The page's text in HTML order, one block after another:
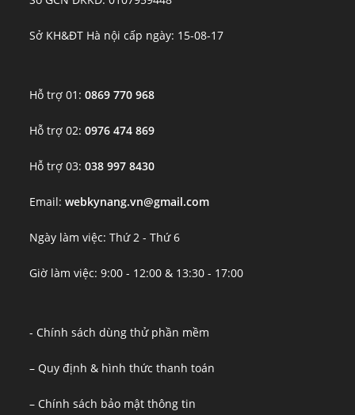
Sở KH&ĐT Hà nội cấp ngày: 15-08-17
Hỗ trợ 01:0869 770 968
Hỗ trợ 02:0976 474 869
Hỗ trợ 03:038 997 8430
Email:webkynang.vn@gmail.com
Ngày làm việc: Thứ 2 - Thứ 6
Giờ làm việc: 9:00 - 12:00 & 13:30 - 17:00
- Chính sách dùng thử phần mềm
– Quy định & hình thức thanh toán
– Chính sách bảo mật thông tin